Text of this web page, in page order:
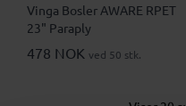
Vinga Bosler AWARE RPET
23" Paraply
478 NOK ved 50 stk.